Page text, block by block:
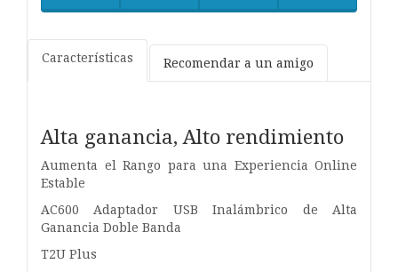
Características Recomendar a un amigo
Alta ganancia, Alto rendimiento
Aumenta el Rango para una Experiencia Online
Estable
AC600 Adaptador USB Inalámbrico de Alta
Ganancia Doble Banda
T2U Plus